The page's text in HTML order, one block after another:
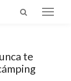
te